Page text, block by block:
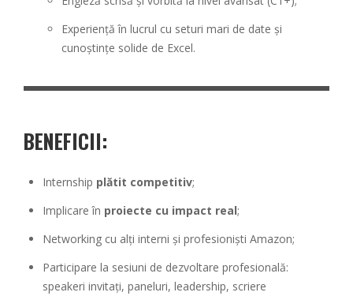
Experiență în lucrul cu seturi mari de date și
cunoștințe solide de Excel.
BENEFICII:
Internship plătit competitiv;
Implicare în proiecte cu impact real;
Networking cu alți interni și profesioniști Amazon;
Participare la sesiuni de dezvoltare profesională:
speakeri invitați, paneluri, leadership, scriere